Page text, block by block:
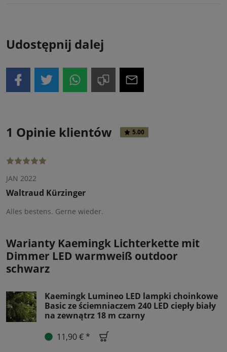
Udostępnij dalej
1 Opinie klientów 5.00
JAN 2022
Waltraud Kürzinger
Alles bestens. Gerne wieder.
Warianty Kaemingk Lichterkette mit
Dimmer LED warmweiß outdoor
schwarz
Kaemingk Lumineo LED lampki choinkowe
Basic ze ściemniaczem 240 LED ciepły biały
na zewnątrz 18 m czarny
11,90 € *